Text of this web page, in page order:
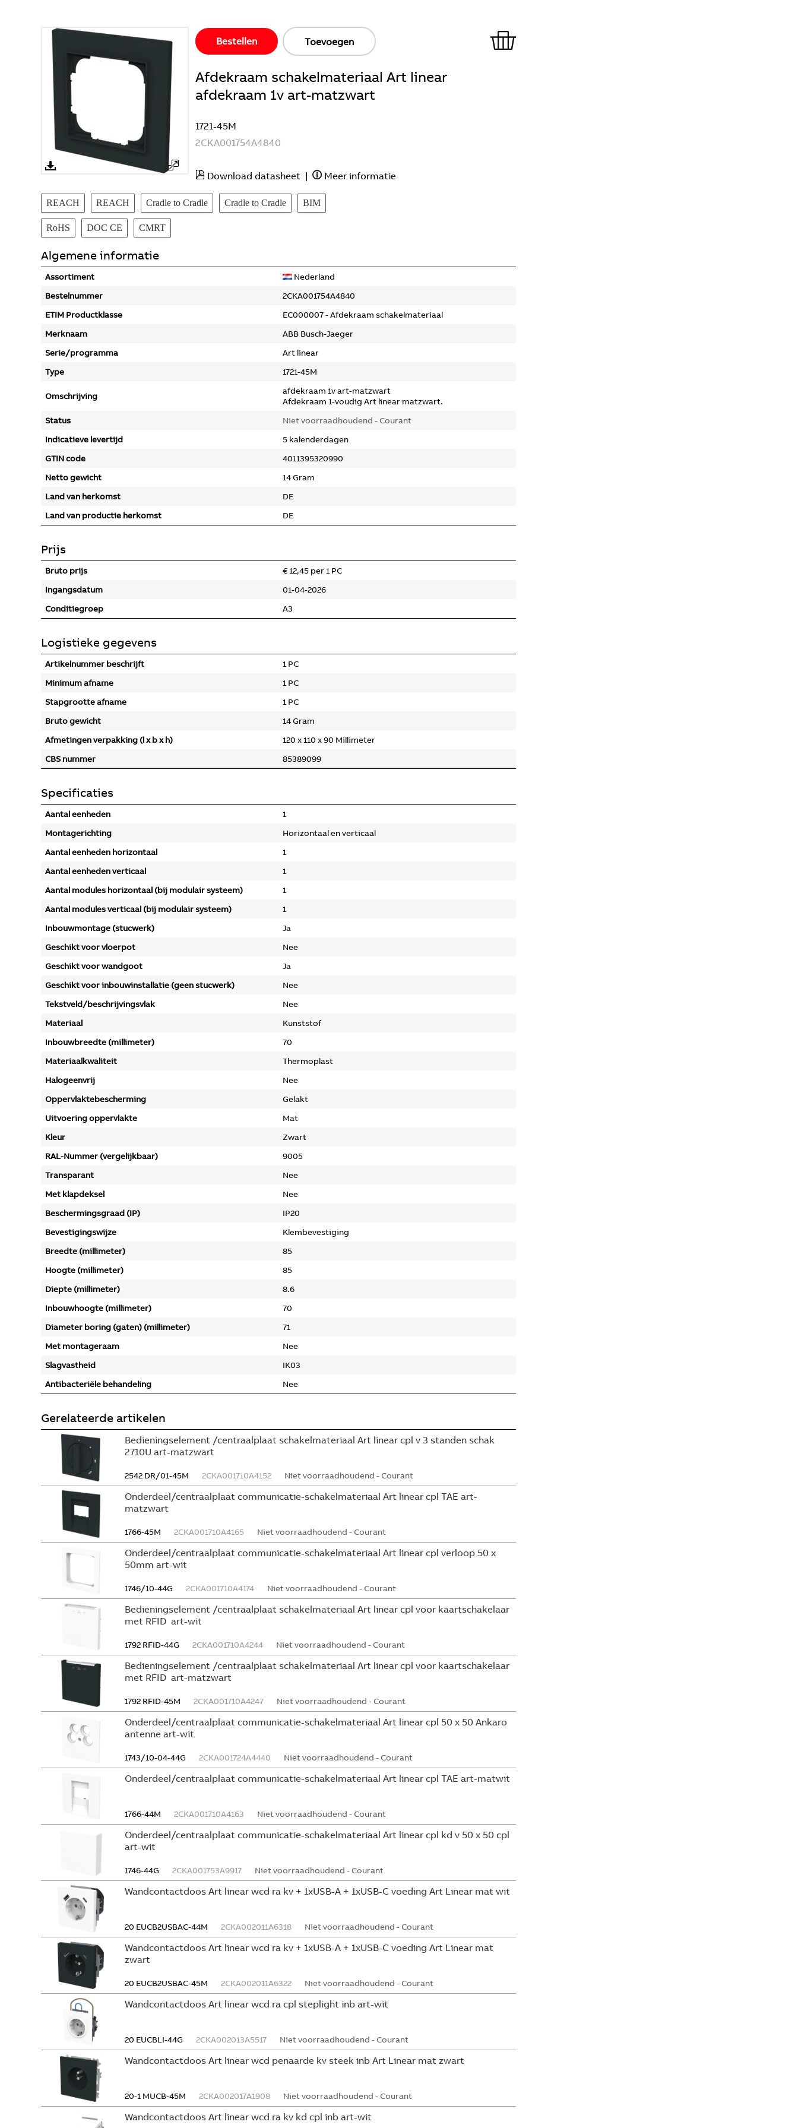
Bestellen Toevoegen
Afdekraam schakelmateriaal Art linear
afdekraam 1v art-matzwart
1721-45M
2CKA001754A4840
Download datasheet | Meer informatie
REACH REACH Cradle to Cradle Cradle to Cradle BIM
RoHS DOC CE CMRT
Algemene informatie
Assortiment
Nederland
Bestelnummer
2CKA001754A4840
ETIM Productklasse
EC000007 - Afdekraam schakelmateriaal
Merknaam
ABB Busch-Jaeger
Serie/programma
Art linear
Type
1721-45M
Omschrijving
afdekraam 1v art-matzwart
Afdekraam 1-voudig Art linear matzwart.
Status
Niet voorraadhoudend - Courant
Indicatieve levertijd
5 kalenderdagen
GTIN code
4011395320990
Netto gewicht
14 Gram
Land van herkomst
DE
Land van productie herkomst
DE
Prijs
Bruto prijs
€ 12,45 per 1 PC
Ingangsdatum
01-04-2026
Conditiegroep
A3
Logistieke gegevens
Artikelnummer beschrijft
1 PC
Minimum afname
1 PC
Stapgrootte afname
1 PC
Bruto gewicht
14 Gram
Afmetingen verpakking (l x b x h)
120 x 110 x 90 Millimeter
CBS nummer
85389099
Specificaties
Aantal eenheden
1
Montagerichting
Horizontaal en verticaal
Aantal eenheden horizontaal
1
Aantal eenheden verticaal
1
Aantal modules horizontaal (bij modulair systeem)
1
Aantal modules verticaal (bij modulair systeem)
1
Inbouwmontage (stucwerk)
Ja
Geschikt voor vloerpot
Nee
Geschikt voor wandgoot
Ja
Geschikt voor inbouwinstallatie (geen stucwerk)
Nee
Tekstveld/beschrijvingsvlak
Nee
Materiaal
Kunststof
Inbouwbreedte (millimeter)
70
Materiaalkwaliteit
Thermoplast
Halogeenvrij
Nee
Oppervlaktebescherming
Gelakt
Uitvoering oppervlakte
Mat
Kleur
Zwart
RAL-Nummer (vergelijkbaar)
9005
Transparant
Nee
Met klapdeksel
Nee
Beschermingsgraad (IP)
IP20
Bevestigingswijze
Klembevestiging
Breedte (millimeter)
85
Hoogte (millimeter)
85
Diepte (millimeter)
8.6
Inbouwhoogte (millimeter)
70
Diameter boring (gaten) (millimeter)
71
Met montageraam
Nee
Slagvastheid
IK03
Antibacteriële behandeling
Nee
Gerelateerde artikelen
Bedieningselement /centraalplaat schakelmateriaal Art linear cpl v 3 standen schak
2710U art-matzwart
2542 DR/01-45M 2CKA001710A4152 Niet voorraadhoudend - Courant
Onderdeel/centraalplaat communicatie-schakelmateriaal Art linear cpl TAE art-
matzwart
1766-45M 2CKA001710A4165 Niet voorraadhoudend - Courant
Onderdeel/centraalplaat communicatie-schakelmateriaal Art linear cpl verloop 50 x
50mm art-wit
1746/10-44G 2CKA001710A4174 Niet voorraadhoudend - Courant
Bedieningselement /centraalplaat schakelmateriaal Art linear cpl voor kaartschakelaar
met RFID art-wit
1792 RFID-44G 2CKA001710A4244 Niet voorraadhoudend - Courant
Bedieningselement /centraalplaat schakelmateriaal Art linear cpl voor kaartschakelaar
met RFID art-matzwart
1792 RFID-45M 2CKA001710A4247 Niet voorraadhoudend - Courant
Onderdeel/centraalplaat communicatie-schakelmateriaal Art linear cpl 50 x 50 Ankaro
antenne art-wit
1743/10-04-44G 2CKA001724A4440 Niet voorraadhoudend - Courant
Onderdeel/centraalplaat communicatie-schakelmateriaal Art linear cpl TAE art-matwit
1766-44M 2CKA001710A4163 Niet voorraadhoudend - Courant
Onderdeel/centraalplaat communicatie-schakelmateriaal Art linear cpl kd v 50 x 50 cpl
art-wit
1746-44G 2CKA001753A9917 Niet voorraadhoudend - Courant
Wandcontactdoos Art linear wcd ra kv + 1xUSB-A + 1xUSB-C voeding Art Linear mat wit
20 EUCB2USBAC-44M 2CKA002011A6318 Niet voorraadhoudend - Courant
Wandcontactdoos Art linear wcd ra kv + 1xUSB-A + 1xUSB-C voeding Art Linear mat
zwart
20 EUCB2USBAC-45M 2CKA002011A6322 Niet voorraadhoudend - Courant
Wandcontactdoos Art linear wcd ra cpl steplight inb art-wit
20 EUCBLI-44G 2CKA002013A5517 Niet voorraadhoudend - Courant
Wandcontactdoos Art linear wcd penaarde kv steek inb Art Linear mat zwart
20-1 MUCB-45M 2CKA002017A1908 Niet voorraadhoudend - Courant
Wandcontactdoos Art linear wcd ra kv kd cpl inb art-wit